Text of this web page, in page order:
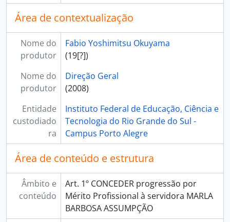
Área de contextualização
Nome do
produtor
Fabio Yoshimitsu Okuyama
(19[?])
Nome do
produtor
Direção Geral
(2008)
Entidade
custodiado
ra
Instituto Federal de Educação, Ciência e
Tecnologia do Rio Grande do Sul -
Campus Porto Alegre
Área de conteúdo e estrutura
Âmbito e
conteúdo
Art. 1º CONCEDER progressão por
Mérito Profissional à servidora MARLA
BARBOSA ASSUMPÇÃO